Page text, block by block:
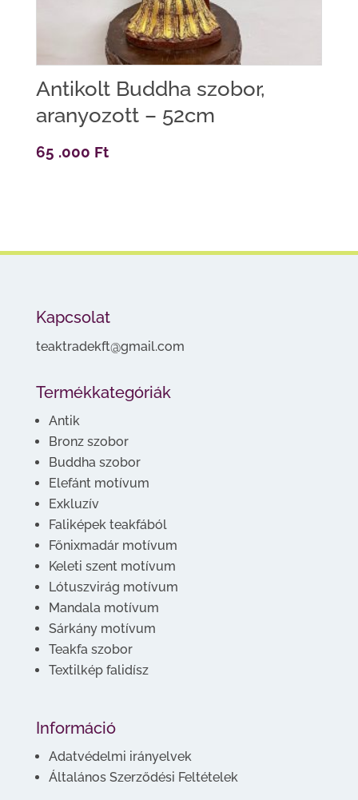
Antikolt Buddha szobor,
aranyozott – 52cm
65 .000 Ft
Kapcsolat
teaktradekft@gmail.com
Termékkategóriák
Antik
Bronz szobor
Buddha szobor
Elefánt motívum
Exkluzív
Faliképek teakfából
Főnixmadár motívum
Keleti szent motívum
Lótuszvirág motívum
Mandala motívum
Sárkány motívum
Teakfa szobor
Textilkép falidísz
Információ
Adatvédelmi irányelvek
Általános Szerződési Feltételek